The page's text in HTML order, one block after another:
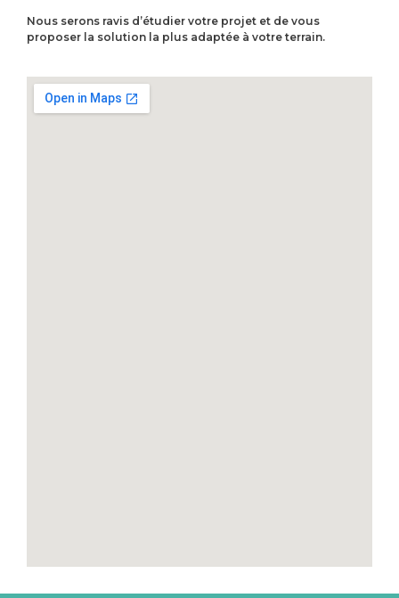
Nous serons ravis d’étudier votre projet et de vous
proposer la solution la plus adaptée à votre terrain.